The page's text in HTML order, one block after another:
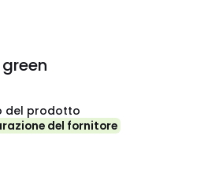
del prodotto
del fornitore